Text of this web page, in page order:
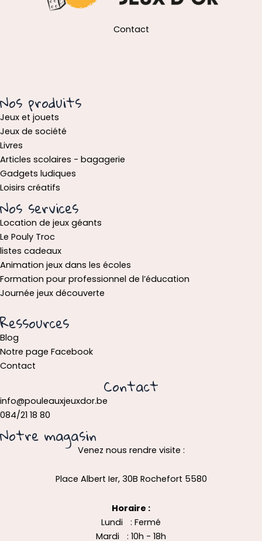
Contact
Nos produits
Jeux et jouets
Jeux de société
Livres
Articles scolaires - bagagerie
Gadgets ludiques
Loisirs créatifs
Nos services
Location de jeux géants
Le Pouly Troc
listes cadeaux
Animation jeux dans les écoles
Formation pour professionnel de l’éducation
Journée jeux découverte
Ressources
Blog
Notre page Facebook
Contact
Contact
info@pouleauxjeuxdor.be
084/21 18 80
Notre magasin
Venez nous rendre visite :
Place Albert Ier, 30B Rochefort 5580
Horaire :
Lundi : Fermé
Mardi : 10h - 18h